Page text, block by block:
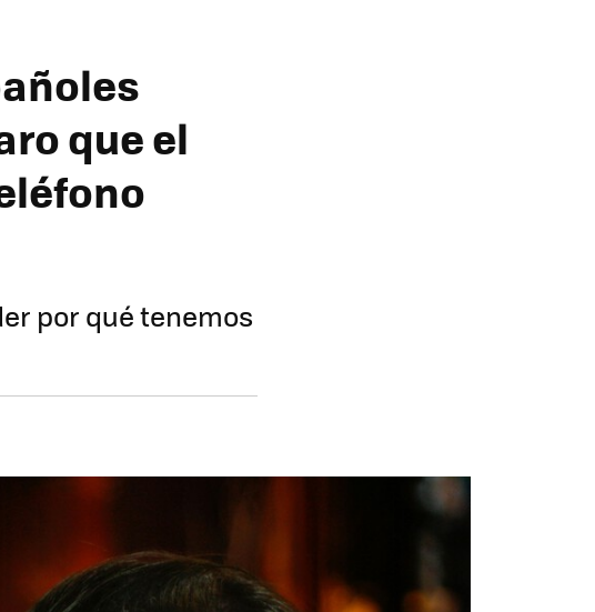
que el
por qué tenemos